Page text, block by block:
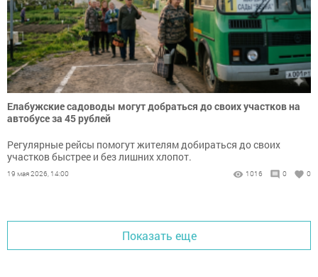
Елабужские садоводы могут добраться до своих участков на
автобусе за 45 рублей
Регулярные рейсы помогут жителям добираться до своих
участков быстрее и без лишних хлопот.
19 мая 2026, 14:00 1016 0 0
Показать еще